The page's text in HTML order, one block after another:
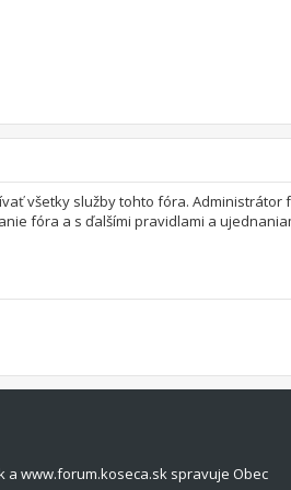
všetky služby tohto fóra.
fóra a s ďalšími pravidlami a
a www.forum.koseca.sk spravuje Obec